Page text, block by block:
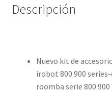
Descripción
Nuevo kit de
irobot 800 900
roomba serie 800 900